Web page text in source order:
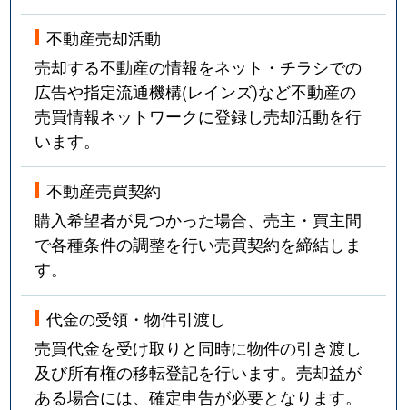
不動産売却活動
売却する不動産の情報をネット・チラシでの
広告や指定流通機構(レインズ)など不動産の
売買情報ネットワークに登録し売却活動を行
います。
不動産売買契約
購入希望者が見つかった場合、売主・買主間
で各種条件の調整を行い売買契約を締結しま
す。
代金の受領・物件引渡し
売買代金を受け取りと同時に物件の引き渡し
及び所有権の移転登記を行います。売却益が
ある場合には、確定申告が必要となります。